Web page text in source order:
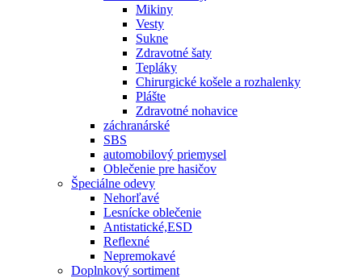
Mikiny
Vesty
Sukne
Zdravotné šaty
Tepláky
Chirurgické košele a rozhalenky
Plášte
Zdravotné nohavice
záchranárské
SBS
automobilový priemysel
Oblečenie pre hasičov
Špeciálne odevy
Nehorľavé
Lesnícke oblečenie
Antistatické,ESD
Reflexné
Nepremokavé
Doplnkový sortiment